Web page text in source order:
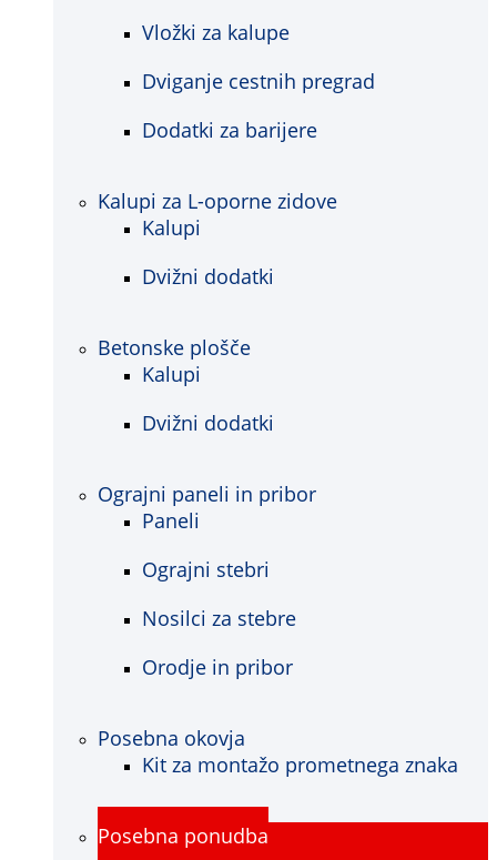
Vložki za kalupe
Dviganje cestnih pregrad
Dodatki za barijere
Kalupi za L-oporne zidove
Kalupi
Dvižni dodatki
Betonske plošče
Kalupi
Dvižni dodatki
Ograjni paneli in pribor
Paneli
Ograjni stebri
Nosilci za stebre
Orodje in pribor
Posebna okovja
Kit za montažo prometnega znaka
Posebna ponudba